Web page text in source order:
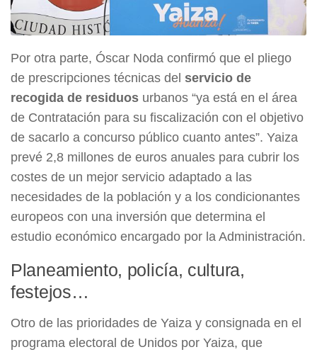
Por otra parte, Óscar Noda confirmó que el pliego
de prescripciones técnicas del servicio de
recogida de residuos urbanos “ya está en el área
de Contratación para su fiscalización con el objetivo
de sacarlo a concurso público cuanto antes”. Yaiza
prevé 2,8 millones de euros anuales para cubrir los
costes de un mejor servicio adaptado a las
necesidades de la población y a los condicionantes
europeos con una inversión que determina el
estudio económico encargado por la Administración.
Planeamiento, policía, cultura,
festejos…
Otro de las prioridades de Yaiza y consignada en el
programa electoral de Unidos por Yaiza, que